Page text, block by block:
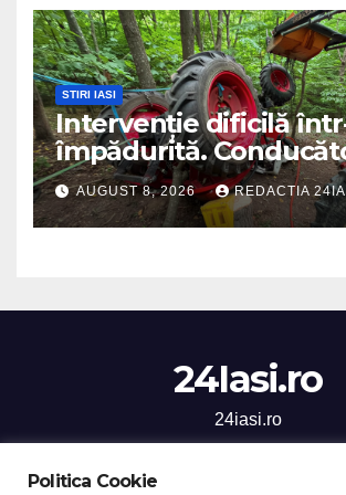
STIRI IASI
Intervenție dificilă
împădurită.
unui tractor răsturnat,
prin efortul comun al
echipajelor de
AUGUST 8, 2026 REDACTIA
24Iasi.ro
24iasi.ro
Politica Cookie